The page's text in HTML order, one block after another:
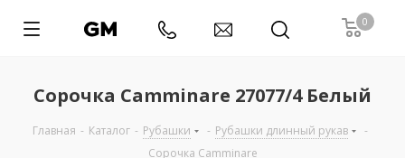
0
Сорочка Camminare 27077/4 Белый
Главная - Каталог - Рубашки - Рубашки длинный рукав
-
Сорочка Camminare